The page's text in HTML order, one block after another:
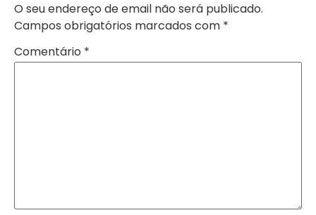
O seu endereço de email não será publicado.
Campos obrigatórios marcados com *
Comentário *